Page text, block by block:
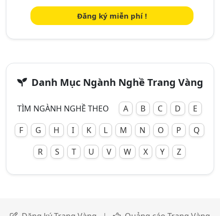
Đăng ký miễn phí !
Danh Mục Ngành Nghề Trang Vàng
TÌM NGÀNH NGHỀ THEO A B C D
E
F
G H I K L M N O P
Q
R
S T U V W X Y Z